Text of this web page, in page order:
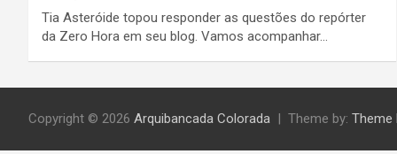
Tia Asteróide topou responder as questões do repórter
da Zero Hora em seu blog. Vamos acompanhar…
Copyright © 2026 Arquibancada Colorada Theme by: Theme